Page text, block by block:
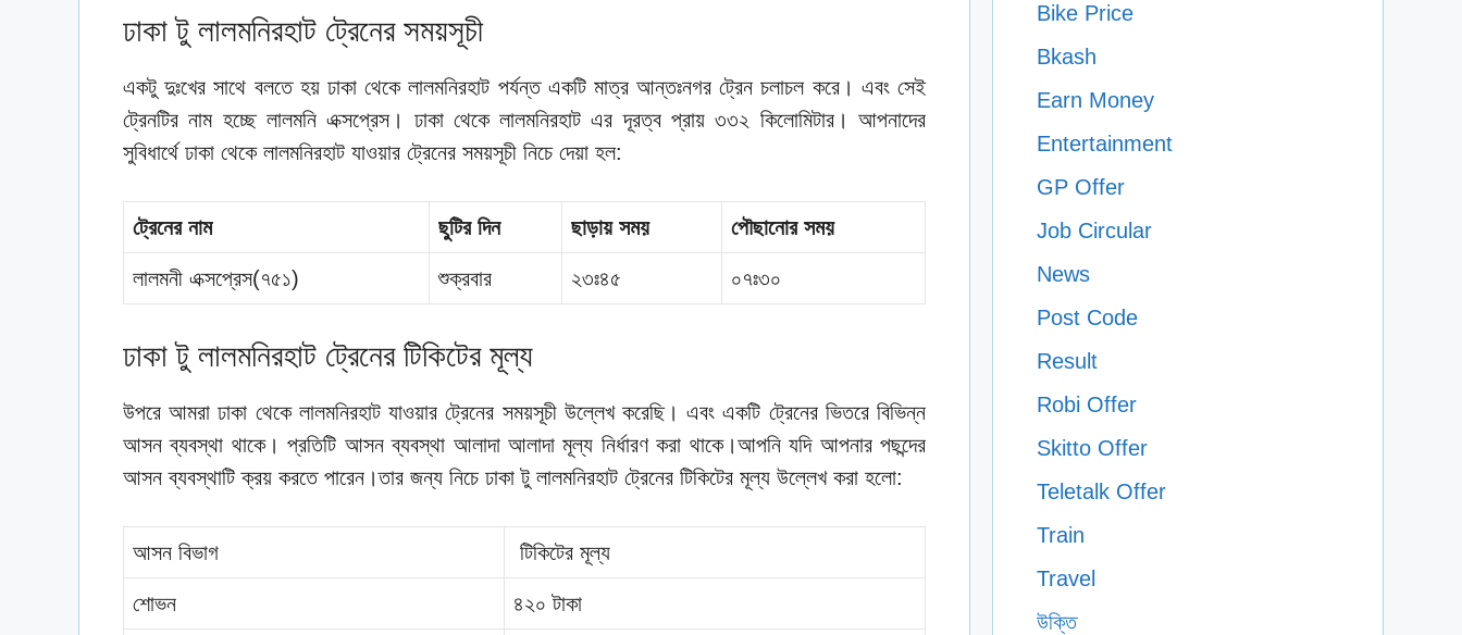
ঢাকা টু লালমনিরহাট ট্রেনের সময়সূচী
একটু দুঃখের সাথে বলতে হয় ঢাকা থেকে লালমনিরহাট পর্যন্ত একটি মাত্র আন্তঃনগর ট্রেন চলাচল করে। এবং সেই
ট্রেনটির নাম হচ্ছে লালমনি এক্সপ্রেস। ঢাকা থেকে লালমনিরহাট এর দূরত্ব প্রায় ৩৩২ কিলোমিটার। আপনাদের
সুবিধার্থে ঢাকা থেকে লালমনিরহাট যাওয়ার ট্রেনের সময়সূচী নিচে দেয়া হল:
ট্রেনের নাম ছুটির দিন ছাড়ায় সময় পৌছানোর সময়
লালমনী এক্সপ্রেস(৭৫১) শুক্রবার ২৩ঃ৪৫ ০৭ঃ৩০
ঢাকা টু লালমনিরহাট ট্রেনের টিকিটের মূল্য
উপরে আমরা ঢাকা থেকে লালমনিরহাট যাওয়ার ট্রেনের সময়সূচী উল্লেখ করেছি। এবং একটি ট্রেনের ভিতরে বিভিন্ন
আসন ব্যবস্থা থাকে। প্রতিটি আসন ব্যবস্থা আলাদা আলাদা মূল্য নির্ধারণ করা থাকে।আপনি যদি আপনার পছন্দের
আসন ব্যবস্থাটি ক্রয় করতে পারেন।তার জন্য নিচে ঢাকা টু লালমনিরহাট ট্রেনের টিকিটের মূল্য উল্লেখ করা হলো:
আসন বিভাগ টিকিটের মূল্য
শোভন ৪২০ টাকা
Bike Price
Bkash
Earn Money
Entertainment
GP Offer
Job Circular
News
Post Code
Result
Robi Offer
Skitto Offer
Teletalk Offer
Train
Travel
উক্তি